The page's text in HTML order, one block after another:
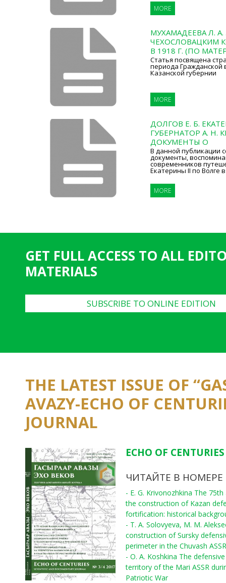
MORE
МУХАМАДЕЕВА Л. А.
ЧЕХОСЛОВАЦКИМ
В 1918 Г. (ПО
Статья посвящена
периода Гражданской
Казанской губернии
MORE
ДОЛГОВ Е. Б.
ГУБЕРНАТОР А. Н.
ДОКУМЕНТЫ О
В данной публикации
документы,
современников
Екатерины II по Волге в
MORE
GET FULL ACCESS TO ALL
MATERIALS
SUBSCRIBE TO ONLINE EDITION
THE LATEST ISSUE OF
AVAZY-ECHO OF
JOURNAL
ECHO OF
ЧИТАЙТЕ В НОМЕРЕ
- E. G. Krivonozhkina The
the construction of Kazan
fortification: historical
- T. A. Solovyeva, M. M.
construction of Sursky
perimeter in the Chuvash ASSR
- O. A. Koshkina The
territory of the Mari ASSR
Patriotic War